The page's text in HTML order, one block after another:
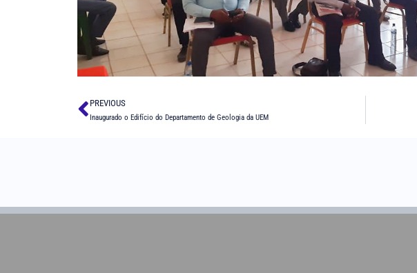
PREVIOUS
Inaugurado o Edifício do Departamento de Geologia da UEM